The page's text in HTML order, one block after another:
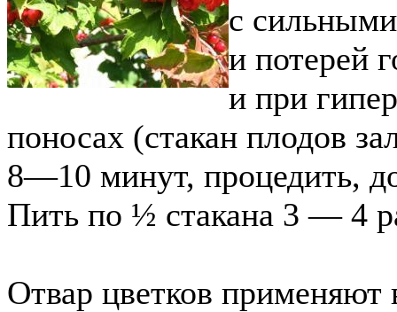
с
и потерей
и при
поносах (стакан плодов
8—10 минут, процедить,
Пить по ½ стакана 3 — 4
Отвар цветков применяют